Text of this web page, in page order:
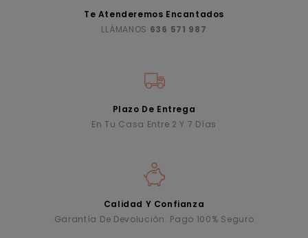
Te Atenderemos Encantados
LLÁMANOS 636 571 987
Plazo De Entrega
En Tu Casa Entre 2 Y 7 Días
Calidad Y Confianza
Garantía De Devolución. Pago 100% Seguro